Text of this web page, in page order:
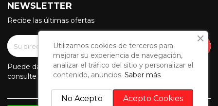
NEWSLETTER
Recibe las últimas ofertas
Puede darse de baja en cualquier momento. Para ello,
consulte nuestra información de contacto en el aviso legal.
Utilizamos cookies de terceros para
mejorar su experiencia de navegación,
analizar el tráfico del sitio y personalizar el
contenido, anuncios. Saber más
Acepto Cookies
No Acepto